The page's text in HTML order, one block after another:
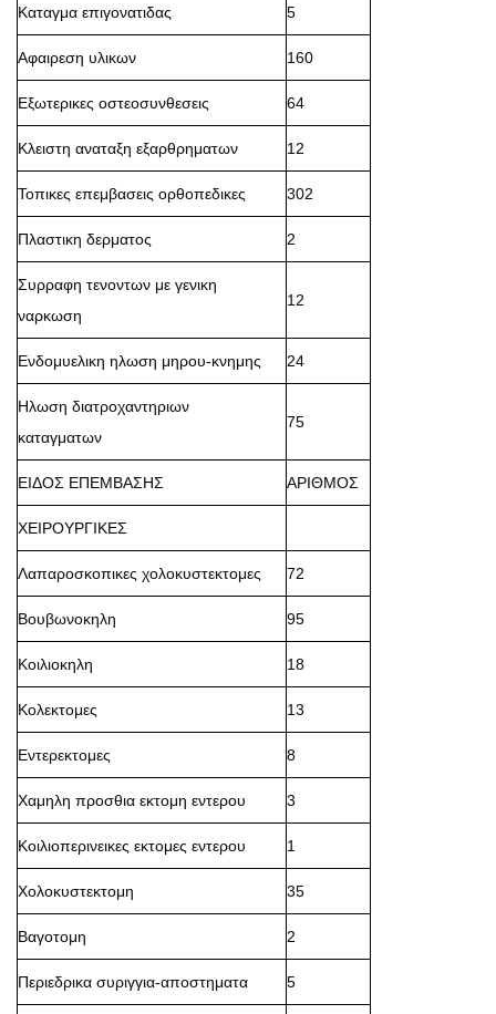
Καταγμα επιγονατιδας 5
Αφαιρεση υλικων 160
Εξωτερικες οστεοσυνθεσεις 64
Κλειστη αναταξη εξαρθρηματων 12
Τοπικες επεμβασεις ορθοπεδικες 302
Πλαστικη δερματος 2
Συρραφη τενοντων με γενικη
ναρκωση
12
Ενδομυελικη ηλωση μηρου-κνημης 24
Ηλωση διατροχαντηριων
καταγματων
75
ΕΙΔΟΣ ΕΠΕΜΒΑΣΗΣ ΑΡΙΘΜΟΣ
ΧΕΙΡΟΥΡΓΙΚΕΣ
Λαπαροσκοπικες χολοκυστεκτομες 72
Βουβωνοκηλη 95
Κοιλιοκηλη 18
Κολεκτομες 13
Εντερεκτομες 8
Χαμηλη προσθια εκτομη εντερου 3
Κοιλιοπερινεικες εκτομες εντερου 1
Χολοκυστεκτομη 35
Βαγοτομη 2
Περιεδρικα συριγγια-αποστηματα 5